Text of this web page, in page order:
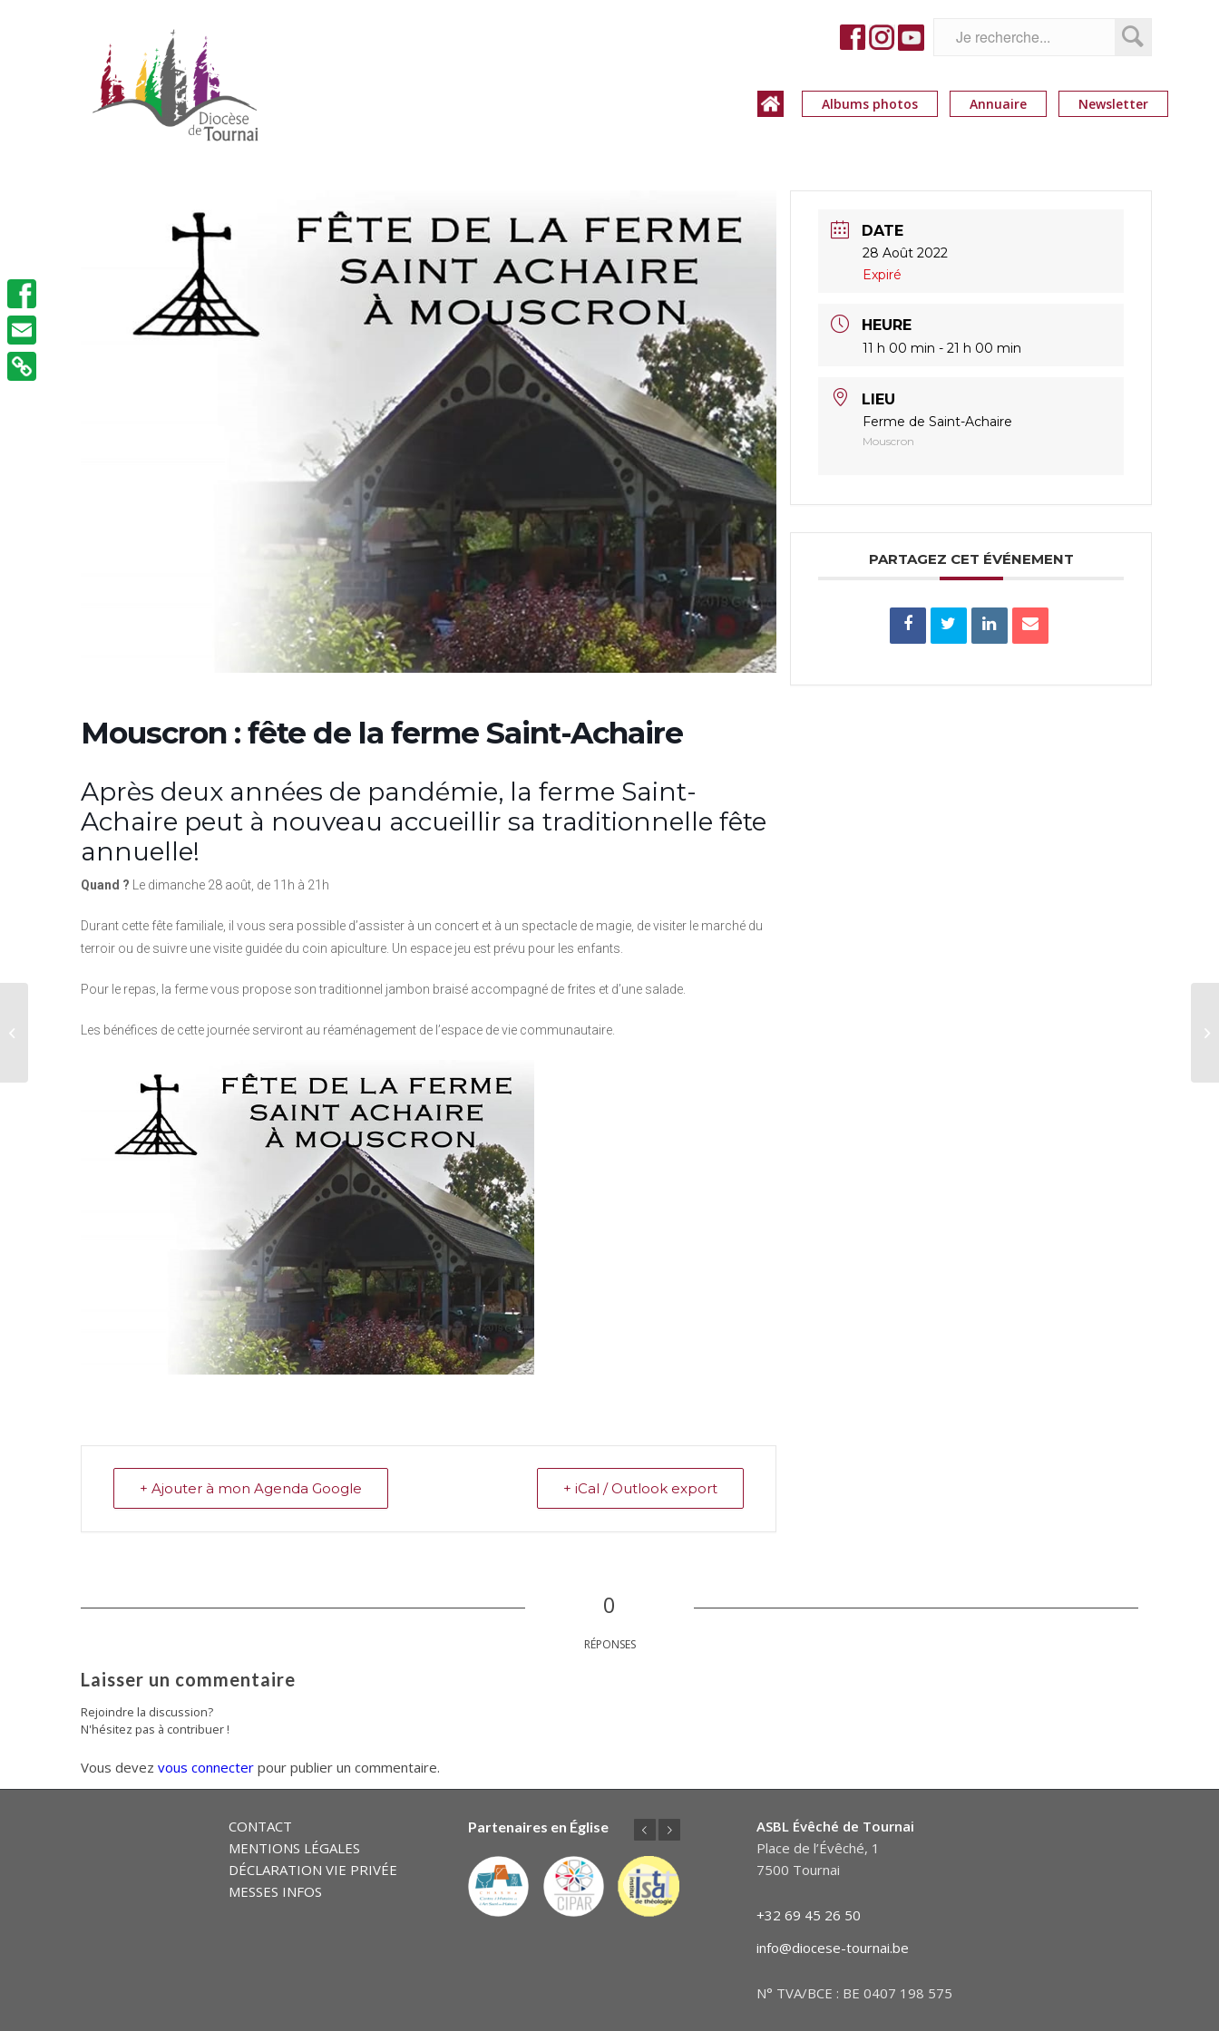
Albums photos Annuaire Newsletter
Mouscron : fête de la ferme Saint-Achaire
Après deux années de pandémie, la ferme Saint-
Achaire peut à nouveau accueillir sa traditionnelle fête
annuelle!
Quand ? Le dimanche 28 août, de 11h à 21h
Durant cette fête familiale, il vous sera possible d’assister à un concert et à un spectacle de magie, de visiter le marché du
terroir ou de suivre une visite guidée du coin apiculture. Un espace jeu est prévu pour les enfants.
Pour le repas, la ferme vous propose son traditionnel jambon braisé accompagné de frites et d’une salade.
Les bénéfices de cette journée serviront au réaménagement de l’espace de vie communautaire.
+ Ajouter à mon Agenda Google + iCal / Outlook export
DATE
28 Août 2022
Expiré
HEURE
11 h 00 min - 21 h 00 min
LIEU
Ferme de Saint-Achaire
Mouscron
PARTAGEZ CET ÉVÉNEMENT
0
RÉPONSES
Laisser un commentaire
Rejoindre la discussion?
N'hésitez pas à contribuer !
Vous devez vous connecter pour publier un commentaire.
CONTACT
MENTIONS LÉGALES
DÉCLARATION VIE PRIVÉE
MESSES INFOS
Partenaires en Église
PrécédentSuivant
ASBL Évêché de Tournai
Place de l’Évêché, 1
7500 Tournai
+32 69 45 26 50
info@diocese-tournai.be
N° TVA/BCE : BE 0407 198 575
Fêtes de Notre-Dame
Facebook
Email